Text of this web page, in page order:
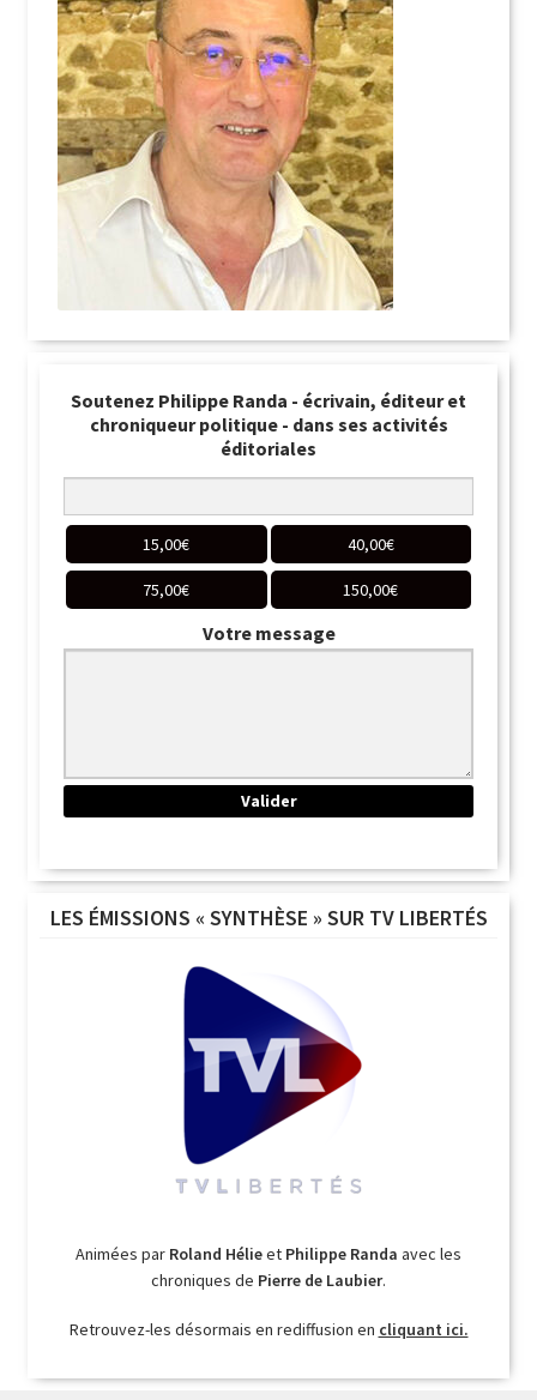
Soutenez Philippe Randa - écrivain, éditeur et
chroniqueur politique - dans ses activités
éditoriales
15,00€ 40,00€
75,00€ 150,00€
Votre message
LES ÉMISSIONS « SYNTHÈSE » SUR TV LIBERTÉS
Animées par Roland Hélieet Philippe Randa avec les
chroniques de Pierre de Laubier.
Retrouvez-les désormais en rediffusion en cliquant ici.